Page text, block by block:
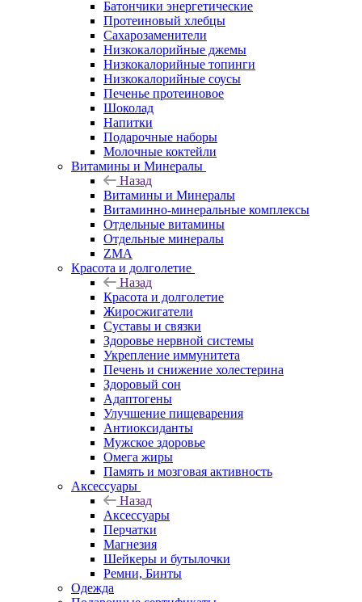
Батончики энергетические
Протеиновый хлебцы
Сахарозаменители
Низкокалорийные джемы
Низкокалорийные топинги
Низкокалорийные соусы
Печенье протеиновое
Шоколад
Напитки
Подарочные наборы
Молочные коктейли
Витамины и Минералы
Назад
Витамины и Минералы
Витаминно-минеральные комплексы
Отдельные витамины
Отдельные минералы
ZMA
Красота и долголетие
Назад
Красота и долголетие
Жиросжигатели
Суставы и связки
Здоровье нервной системы
Укрепление иммунитета
Печень и снижение холестерина
Здоровый сон
Адаптогены
Улучшение пищеварения
Антиоксиданты
Мужское здоровье
Омега жиры
Память и мозговая активность
Аксессуары
Назад
Аксессуары
Перчатки
Магнезия
Шейкеры и бутылочки
Ремни, Бинты
Одежда